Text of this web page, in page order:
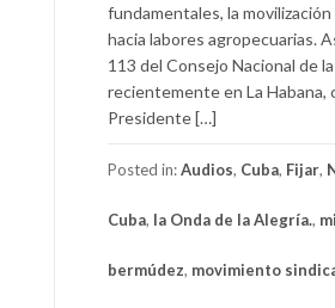
fundamentales, la
hacia labores agropecuarias.
113 del Consejo Nacional de
recientemente en La Habana,
Presidente […]
Posted in:Audios, Cuba, Fijar,
Cuba, la Onda de la Alegría.,
bermúdez, movimiento